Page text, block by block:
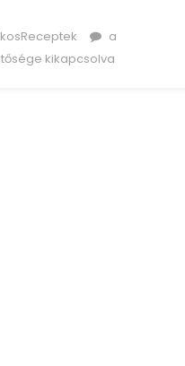
Viktória
piskóta
a
kikapcsolva